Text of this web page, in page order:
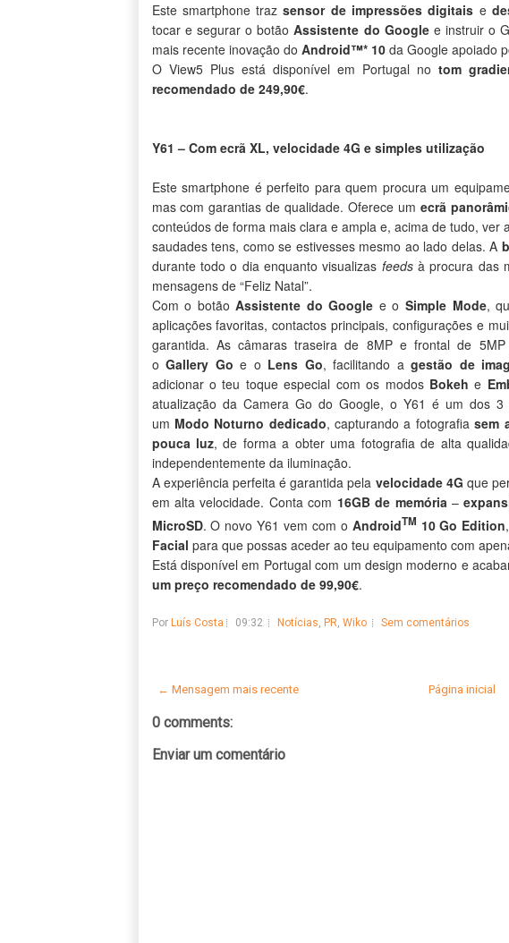
Este smartphone trazsensor de impressões digitais e
tocar e segurar o botãoAssistente do Googlee instruir o
mais recente inovação do Android™* 10da Google apoiado
O View5 Plus está disponível em Portugal notom
recomendado de 249,90€.
Y61 – Com ecrã XL, velocidade 4G e simples utilização
Este smartphone é perfeito para quem procura um
mas com garantias de qualidade. Oferece um ecrã
conteúdos de forma mais clara e ampla e, acima de tudo, ver
saudades tens, como se estivesses mesmo ao lado delas. A
durante todo o dia enquanto visualizas feedsà procura das
mensagens de “Feliz Natal”.
Com o botãoAssistente do Google e o Simple Mode,
aplicações favoritas, contactos principais, configurações e
garantida. As câmaras traseira de 8MP e frontal de
oGallery Go e o Lens Go, facilitando agestão de
adicionar o teu toque especial com os modos Bokeh e
atualização da Camera Go do Google, o Y61 é um dos 3
um Modo Noturno dedicado, capturando a fotografiasem
pouca luz, de forma a obter uma fotografia de alta
independentemente da iluminação.
A experiência perfeita é garantida pela velocidade 4G que
em alta velocidade. Conta com 16GB de memória–
MicroSD. O novo Y61 vem com o AndroidTM 10 Go Edition,
Facial para que possas aceder ao teu equipamento com
Está disponível em Portugal com um design moderno e
um preço recomendado de 99,90€.
Por Luís Costa 09:32 Notícias PR Wiko Sem comentários
← Mensagem mais recente Página inicial
0 comments:
Enviar um comentário